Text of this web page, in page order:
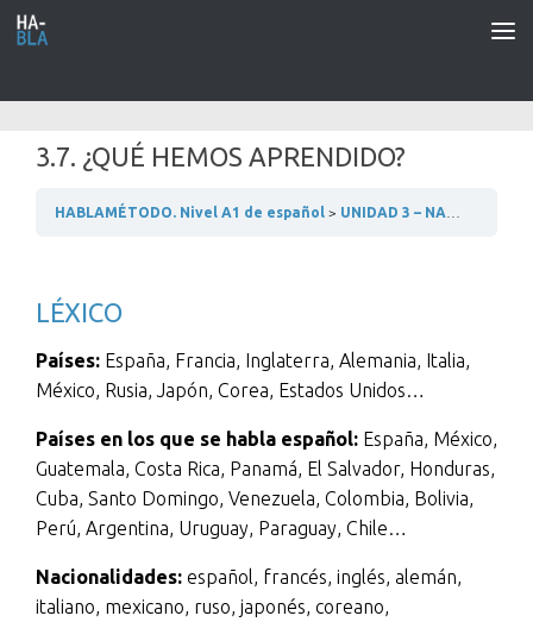
Saltar al contenido
3.7. ¿QUÉ HEMOS APRENDIDO?
HABLAMÉTODO. Nivel A1 de español UNIDAD 3 – NACIONALIDADES Y PAÍSES
LÉXICO
Países: España, Francia, Inglaterra, Alemania, Italia,
México, Rusia, Japón, Corea, Estados Unidos…
Países en los que se habla español: España, México,
Guatemala, Costa Rica, Panamá, El Salvador, Honduras,
Cuba, Santo Domingo, Venezuela, Colombia, Bolivia,
Perú, Argentina, Uruguay, Paraguay, Chile…
Nacionalidades: español, francés, inglés, alemán,
italiano, mexicano, ruso, japonés, coreano,